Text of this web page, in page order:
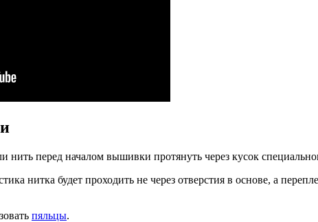
нить перед началом вышивки протянуть через кусок
нитка будет проходить не через отверстия в основе, а
пяльцы.